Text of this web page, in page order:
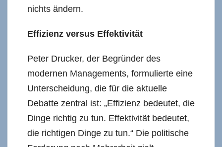
nichts ändern.
Effizienz versus Effektivität
Peter Drucker, der Begründer des
modernen Managements, formulierte eine
Unterscheidung, die für die aktuelle
Debatte zentral ist: „Effizienz bedeutet, die
Dinge richtig zu tun. Effektivität bedeutet,
die richtigen Dinge zu tun.“ Die politische